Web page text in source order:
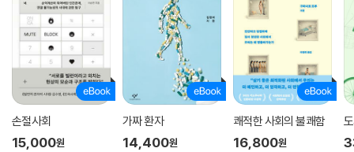
손절사회
15,000원
가짜 환자
14,400원
쾌적한 사회의 불쾌함
16,800원